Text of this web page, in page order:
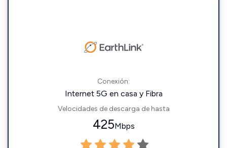
Conexión:
Internet 5G en casa y Fibra
Velocidades de descarga de hasta
425Mbps